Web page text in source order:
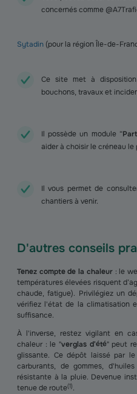
concernés comme
Sytadin (pour la région Île-de-
Ce site met à
bouchons, travaux et
Il possède un module “
aider à choisir le créneau le
Il vous permet de
chantiers à venir.
D'autres conseils
Tenez compte de la chaleur: le
températures élevées risquent
chaude, fatigue). Privilégiez un
vérifiez l'état de la climatisation
suffisance.
À l'inverse, restez vigilant en
chaleur : le "verglas d'été" peut
glissante. Ce dépôt laissé par
carburants, de gommes,
résistante à la pluie. Devenue
tenue de route(1).